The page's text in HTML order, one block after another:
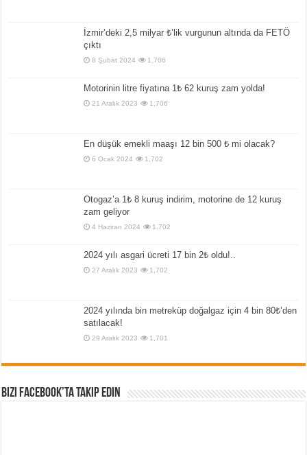
İzmir’deki 2,5 milyar ₺’lik vurgunun altında da FETÖ
çıktı
8 Şubat 2024 1,706
Motorinin litre fiyatına 1₺ 62 kuruş zam yolda!
21 Aralık 2023 1,706
En düşük emekli maaşı 12 bin 500 ₺ mi olacak?
6 Ocak 2024 1,702
Otogaz’a 1₺ 8 kuruş indirim, motorine de 12 kuruş
zam geliyor
4 Haziran 2024 1,702
2024 yılı asgari ücreti 17 bin 2₺ oldu!..
27 Aralık 2023 1,702
2024 yılında bin metreküp doğalgaz için 4 bin 80₺’den
satılacak!
29 Aralık 2023 1,701
Bizi Facebook’ta Takip Edin